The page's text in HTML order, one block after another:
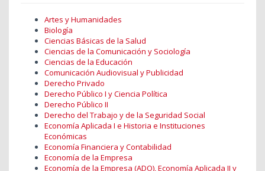
Artes y Humanidades
Biología
Ciencias Básicas de la Salud
Ciencias de la Comunicación y Sociología
Ciencias de la Educación
Comunicación Audiovisual y Publicidad
Derecho Privado
Derecho Público I y Ciencia Política
Derecho Público II
Derecho del Trabajo y de la Seguridad Social
Economía Aplicada I e Historia e Instituciones
Económicas
Economía Financiera y Contabilidad
Economía de la Empresa
Economía de la Empresa (ADO), Economía Aplicada II y